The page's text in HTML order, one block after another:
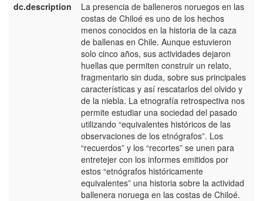
dc.description
La presencia de balleneros noruegos en las
costas de Chiloé es uno de los hechos
menos conocidos en la historia de la caza
de ballenas en Chile. Aunque estuvieron
solo cinco años, sus actividades dejaron
huellas que permiten construir un relato,
fragmentario sin duda, sobre sus principales
características y así rescatarlos del olvido y
de la niebla. La etnografía retrospectiva nos
permite estudiar una sociedad del pasado
utilizando “equivalentes históricos de las
observaciones de los etnógrafos”. Los
“recuerdos” y los “recortes” se unen para
entretejer con los informes emitidos por
estos “etnógrafos históricamente
equivalentes” una historia sobre la actividad
ballenera noruega en las costas de Chiloé.